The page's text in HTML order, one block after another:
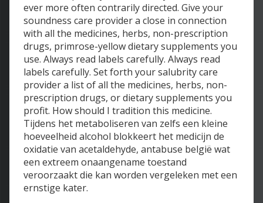
ever more often contrarily directed. Give your
soundness care provider a close in connection
with all the medicines, herbs, non-prescription
drugs, primrose-yellow dietary supplements you
use. Always read labels carefully. Always read
labels carefully. Set forth your salubrity care
provider a list of all the medicines, herbs, non-
prescription drugs, or dietary supplements you
profit. How should I tradition this medicine.
Tijdens het metaboliseren van zelfs een kleine
hoeveelheid alcohol blokkeert het medicijn de
oxidatie van acetaldehyde, antabuse belgië wat
een extreem onaangename toestand
veroorzaakt die kan worden vergeleken met een
ernstige kater.